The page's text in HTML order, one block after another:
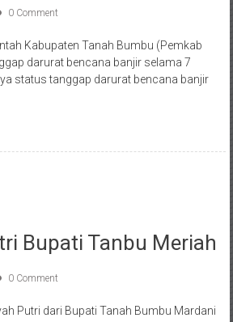
0 Comment
Kabupaten Tanah Bumbu (Pemkab
darurat bencana banjir selama 7
status tanggap darurat bencana banjir
Bupati Tanbu Meriah
0 Comment
Putri dari Bupati Tanah Bumbu Mardani